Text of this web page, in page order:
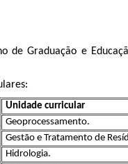
Graduação e
Unidade curricular
Geoprocessamento.
Gestão e Tratamento de
Hidrologia.